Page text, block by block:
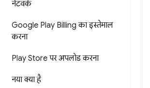
नेटवर्क
Google Play Billing का इस्तेमाल
करना
Play Store पर अपलोड करना
नया क्या है